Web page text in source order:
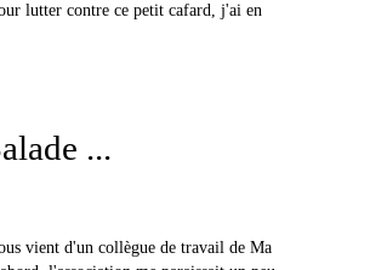
lutter contre ce petit cafard, j'ai en
...
vient d'un collègue de travail de Ma